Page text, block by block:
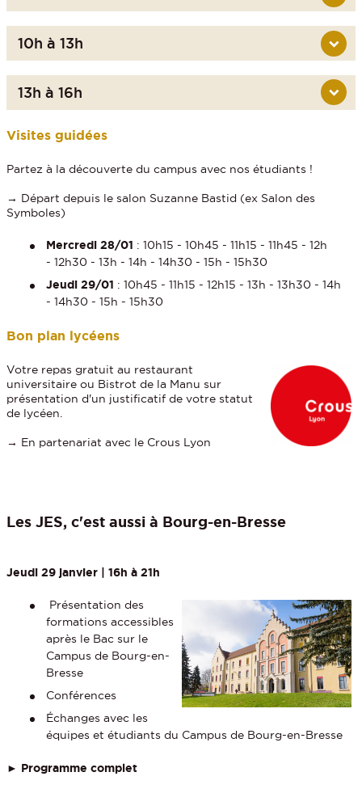
10h à 13h
13h à 16h
Visites guidées
Partez à la découverte du campus avec nos étudiants !
→ Départ depuis le salon Suzanne Bastid (ex Salon des
Symboles)
Mercredi 28/01 : 10h15 - 10h45 - 11h15 - 11h45 - 12h
- 12h30 - 13h - 14h - 14h30 - 15h - 15h30
Jeudi 29/01 : 10h45 - 11h15 - 12h15 - 13h - 13h30 - 14h
- 14h30 - 15h - 15h30
Bon plan lycéens
Votre repas gratuit au restaurant
universitaire ou Bistrot de la Manu sur
présentation d'un justificatif de votre statut
de lycéen.
→ En partenariat avec le Crous Lyon
Les JES, c'est aussi à Bourg-en-Bresse
Jeudi 29 janvier | 16h à 21h
Présentation des
formations accessibles
après le Bac sur le
Campus de Bourg-en-
Bresse
Conférences
Échanges avec les
équipes et étudiants du Campus de Bourg-en-Bresse
► Programme complet